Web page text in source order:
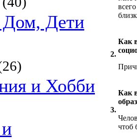
Дети
и Хобби
2.
Как
3.
Как
чтоб